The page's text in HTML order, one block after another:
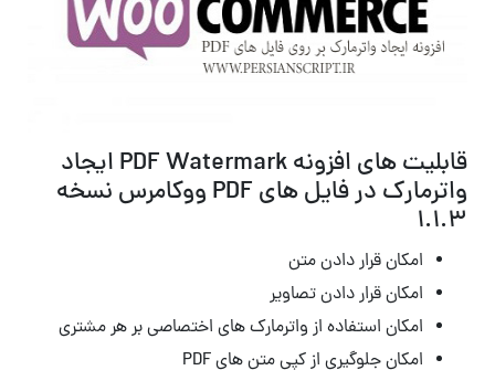
قابلیت های افزونه PDF Watermark ایجاد
واترمارک در فایل های PDF ووکامرس نسخه
1.1.3
امکان قرار دادن متن
امکان قرار دادن تصاویر
امکان استفاده از واترمارک های اختصاصی بر هر مشتری
امکان جلوگیری از کپی متن های PDF